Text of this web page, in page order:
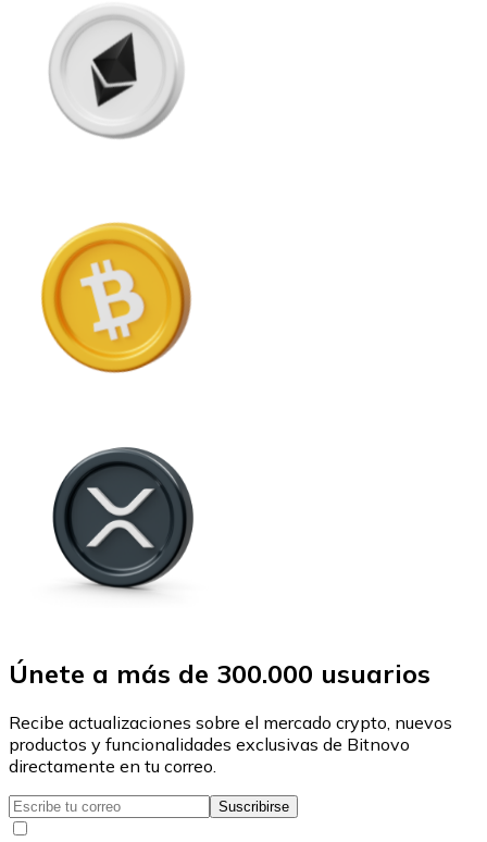
Únete a más de 300.000 usuarios
Recibe actualizaciones sobre el mercado crypto, nuevos
productos y funcionalidades exclusivas de Bitnovo
directamente en tu correo.
Suscribirse